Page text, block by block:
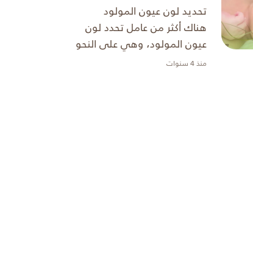
تحديد لون عيون المولود
هناك أكثر من عامل تحدد لون
عيون المولود، وهي على النحو
الآتي: 1. الزيجوت الأشخاص
منذ 4 سنوات